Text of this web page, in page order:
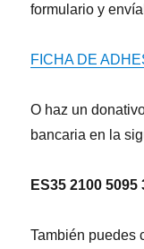
formulario y
FICHA DE
O haz un
bancaria en la
ES35 2100 5095
También puedes